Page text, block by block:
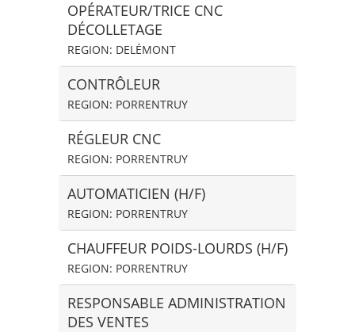
OPÉRATEUR/TRICE CNC
DÉCOLLETAGE
REGION: DELÉMONT
CONTRÔLEUR
REGION: PORRENTRUY
RÉGLEUR CNC
REGION: PORRENTRUY
AUTOMATICIEN (H/F)
REGION: PORRENTRUY
CHAUFFEUR POIDS-LOURDS (H/F)
REGION: PORRENTRUY
RESPONSABLE ADMINISTRATION
DES VENTES